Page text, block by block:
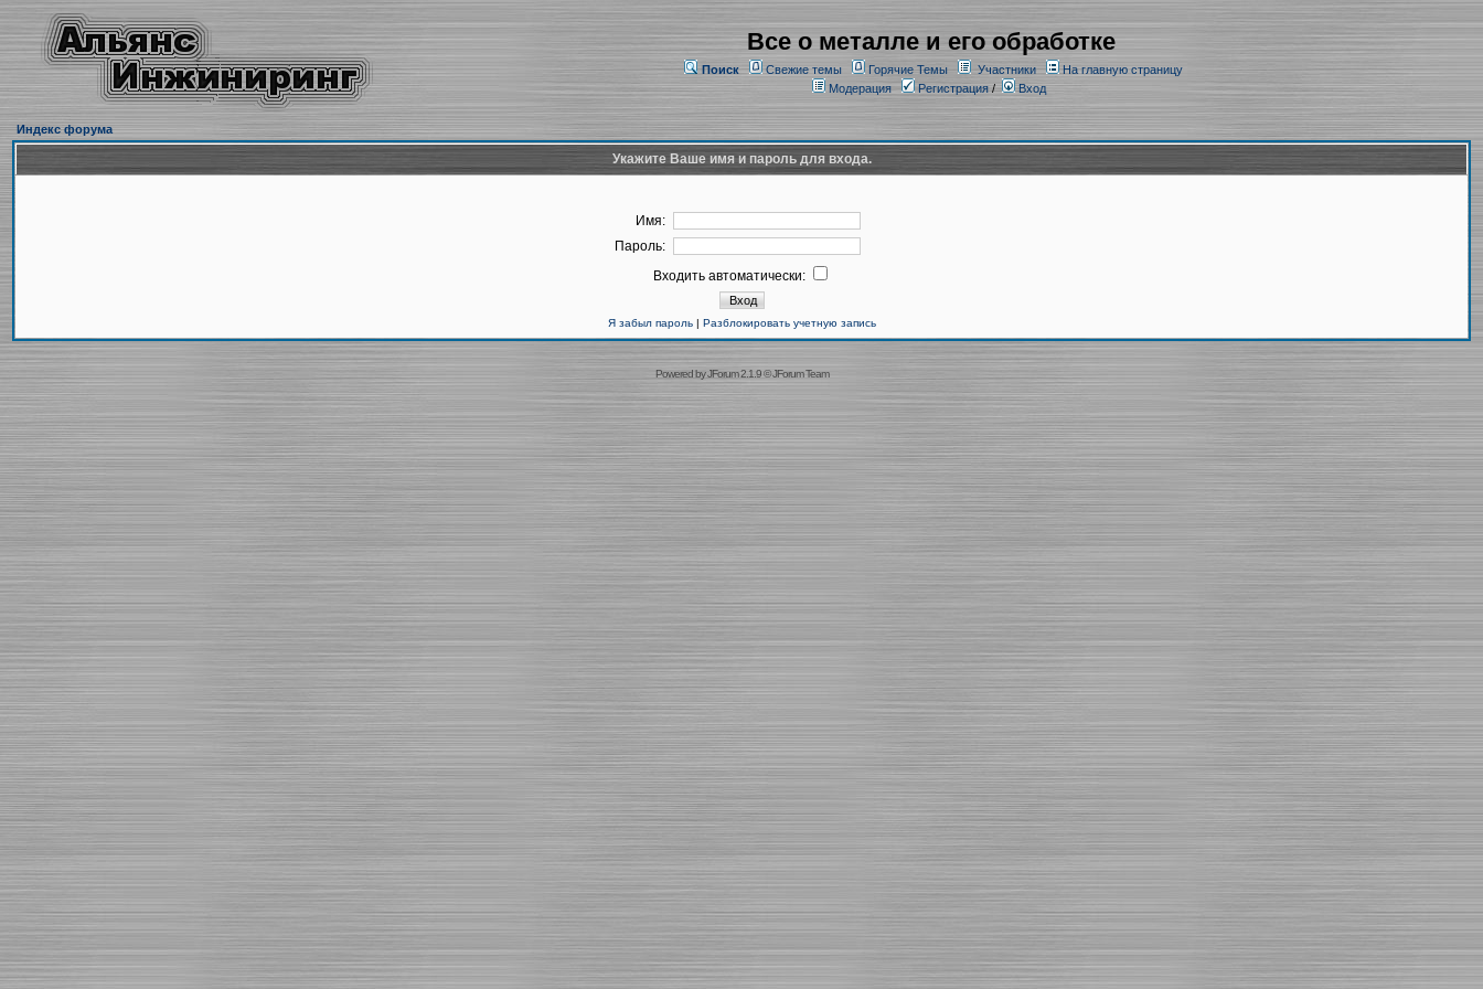
Все о металле и его обработке
Поиск Свежие темы Горячие Темы Участники
На главную страницу
Модерация
Регистрация/ Вход
Индекс форума
Укажите Ваше имя и пароль для входа.
Имя:
Пароль:
Входить автоматически:
Я забыл пароль| Разблокировать учетную запись
Powered byJForum 2.1.9©JForum Team